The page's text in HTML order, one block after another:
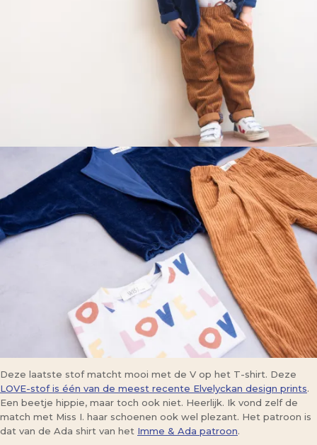
Deze laatste stof matcht mooi met de V op het T-shirt. Deze
LOVE-stof is één van de meest recente Elvelyckan design prints.
Een beetje hippie, maar toch ook niet. Heerlijk. Ik vond zelf de
match met Miss I. haar schoenen ook wel plezant. Het patroon is
dat van de Ada shirt van het Imme & Ada patroon.